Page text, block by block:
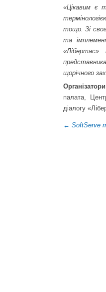
«Цікавим є
тощо. Зі
та
щорічного
Організатори
палата,
діалогу
← SoftServe